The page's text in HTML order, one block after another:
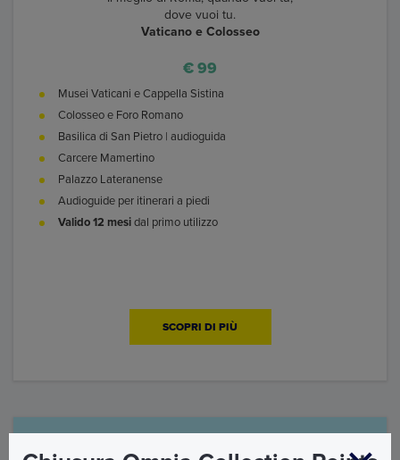
dove vuoi tu.
Vaticano e Colosseo
€ 99
Musei Vaticani e Cappella Sistina
Colosseo e Foro Romano
Basilica di San Pietro | audioguida
Carcere Mamertino
Palazzo Lateranense
Audioguide per itinerari a piedi
Valido 12 mesidal primo utilizzo
SCOPRI DI PIÙ
BISOGNO DI AIUTO?